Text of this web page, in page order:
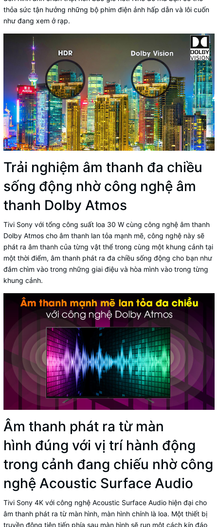
thỏa sức tận hưởng những bộ phim điện ảnh hấp dẫn và lôi cuốn
như đang xem ở rạp.
Trải nghiệm âm thanh đa chiều
sống động nhờ công nghệ âm
thanh Dolby Atmos
Tivi Sony với tổng công suất loa 30 W cùng công nghệ âm thanh
Dolby Atmos cho âm thanh lan tỏa mạnh mẽ, công nghệ này sẽ
phát ra âm thanh của từng vật thể trong cùng một khung cảnh tại
một thời điểm, âm thanh phát ra đa chiều sống động cho bạn như
đắm chìm vào trong những giai điệu và hòa mình vào trong từng
khung cảnh.
Âm thanh phát ra từ màn
hình đúng với vị trí hành động
trong cảnh đang chiếu nhờ công
nghệ Acoustic Surface Audio
Tivi Sony 4K với công nghệ Acoustic Surface Audio hiện đại cho
âm thanh phát ra từ màn hình, màn hình chính là loa. Một thiết bị
truyền động tiên tiến phía sau màn hình sẽ run một cách kín đáo